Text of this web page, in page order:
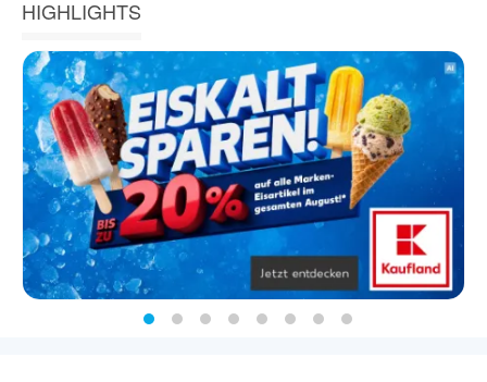
HIGHLIGHTS